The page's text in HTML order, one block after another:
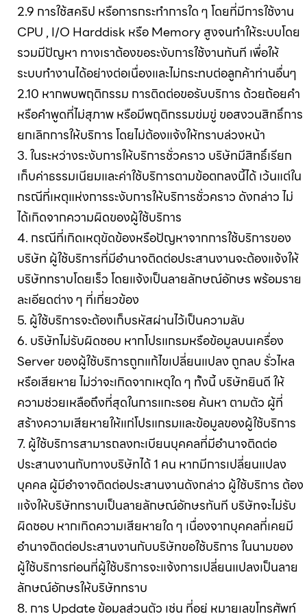
2.9 การใช้สคริป หรือการกระทำการใด ๆ โดยที่มีการใช้งาน
CPU , I/O Harddisk หรือ Memory สูงจนทำให้ระบบโดย
รวมมีปัญหา ทางเราต้องขอระงับการใช้งานทันที เพื่อให้
ระบบทำงานได้อย่างต่อเนื่องและไม่กระทบต่อลูกค้าท่านอื่นๆ
2.10 หากพบพฤติกรรม การติดต่อขอรับบริการ ด้วยถ้อยคำ
หรือคำพูดที่ไม่สุภาพ หรือมีพฤติกรรมข่มขู่ ขอสงวนสิทธิ์การ
ยกเลิกการให้บริการ โดยไม่ต้องแจ้งให้ทราบล่วงหน้า
3. ในระหว่างระงับการให้บริการชั่วคราว บริษัทมีสิทธิ์เรียก
เก็บค่าธรรมเนียมและค่าใช้บริการตามข้อตกลงนี้ได้ เว้นแต่ใน
กรณีที่เหตุแห่งการระงับการให้บริการชั่วคราว ดังกล่าว ไม่
ได้เกิดจากความผิดของผู้ใช้บริการ
4. กรณีที่เกิดเหตุขัดข้องหรือปัญหาจากการใช้บริการของ
บริษัท ผู้ใช้บริการที่มีอำนาจติดต่อประสานงานจะต้องแจ้งให้
บริษัททราบโดยเร็ว โดยแจ้งเป็นลายลักษณ์อักษร พร้อมราย
ละเอียดต่าง ๆ ที่เกี่ยวข้อง
5. ผู้ใช้บริการจะต้องเก็บรหัสผ่านไว้เป็นความลับ
6. บริษัทไม่รับผิดชอบ หากโปรแกรมหรือข้อมูลบนเครื่อง
Server ของผู้ใช้บริการถูกแก้ไขเปลี่ยนแปลง ถูกลบ รั่วไหล
หรือเสียหาย ไม่ว่าจะเกิดจากเหตุใด ๆ ทั้งนี้ บริษัทยินดี ให้
ความช่วยเหลือถึงที่สุดในการแกะรอย ค้นหา ตามตัว ผู้ที่
สร้างความเสียหายให้แก่โปรแกรมและข้อมูลของผู้ใช้บริการ
7. ผู้ใช้บริการสามารถลงทะเบียนบุคคลที่มีอำนาจติดต่อ
ประสานงานกับทางบริษัทได้ 1 คน หากมีการเปลี่ยนแปลง
บุคคล ผู้มีอำจาจติดต่อประสานงานดังกล่าว ผู้ใช้บริการ ต้อง
แจ้งให้บริษัททราบเป็นลายลักษณ์อักษรทันที บริษัทจะไม่รับ
ผิดชอบ หากเกิดความเสียหายใด ๆ เนื่องจากบุคคลที่เคยมี
อำนาจติดต่อประสานงานกับบริษัทขอใช้บริการ ในนามของ
ผู้ใช้บริการก่อนที่ผู้ใช้บริการจะแจ้งการเปลี่ยนแปลงเป็นลาย
ลักษณ์อักษรให้บริษัททราบ
8. การ Update ข้อมูลส่วนตัว เช่น ที่อยู่ หมายเลขโทรศัพท์